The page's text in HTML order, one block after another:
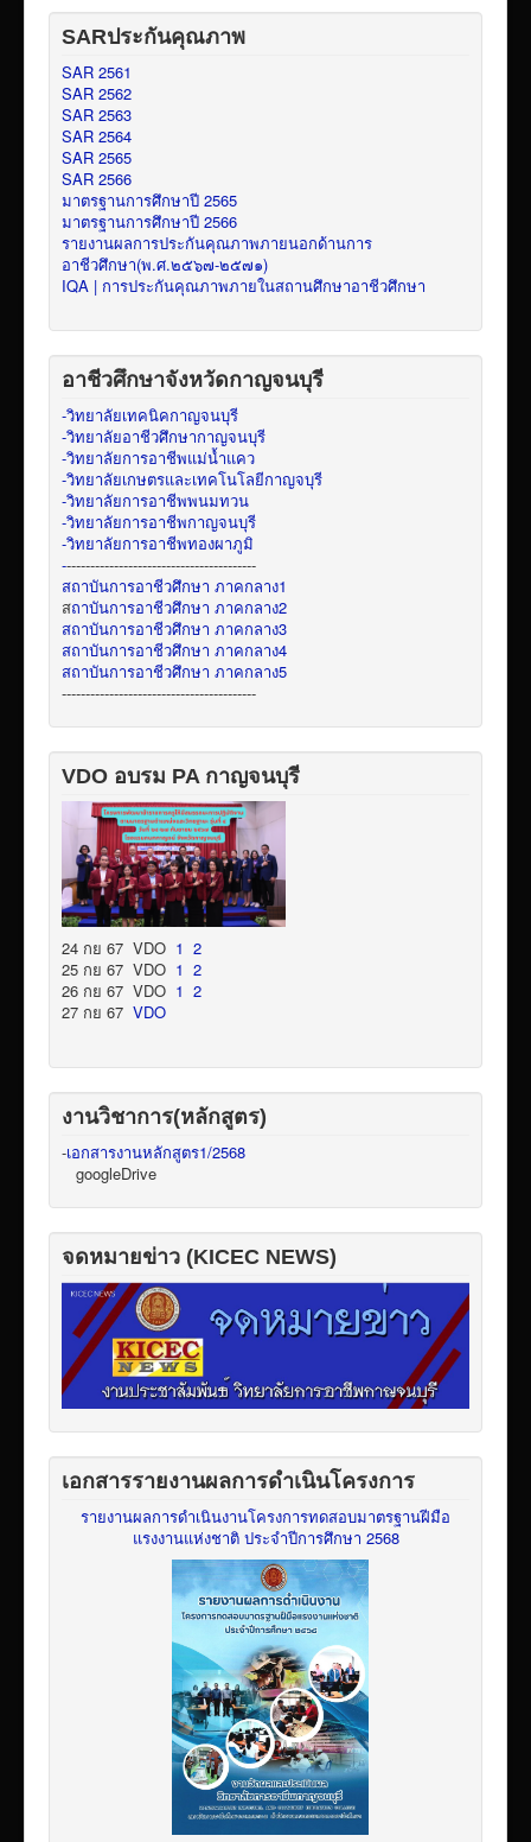
SARประกันคุณภาพ
SAR 2561
SAR 2562
SAR 2563
SAR 2564
SAR 2565
SAR 2566
มาตรฐานการศึกษาปี 2565
มาตรฐานการศึกษาปี 2566
รายงานผลการประกันคุณภาพภายนอกด้านการ
อาชีวศึกษา(พ.ศ.๒๕๖๗-๒๕๗๑)
IQA | การประกันคุณภาพภายในสถานศึกษาอาชีวศึกษา
อาชีวศึกษาจังหวัดกาญจนบุรี
-วิทยาลัยเทคนิคกาญจนบุรี
-วิทยาลัยอาชีวศึกษากาญจนบุรี
-วิทยาลัยการอาชีพแม่น้ำแคว
-วิทยาลัยเกษตรและเทคโนโลยีกาญจบุรี
-วิทยาลัยการอาชีพพนมทวน
-วิทยาลัยการอาชีพกาญจนบุรี
-วิทยาลัยการอาชีพทองผาภูมิ
-----------------------------------------
สถาบันการอาชีวศึกษา ภาคกลาง1
สถาบันการอาชีวศึกษา ภาคกลาง2
สถาบันการอาชีวศึกษา ภาคกลาง3
สถาบันการอาชีวศึกษา ภาคกลาง4
สถาบันการอาชีวศึกษา ภาคกลาง5
-----------------------------------------
VDO อบรม PA กาญจนบุรี
24 กย 67 VDO 1 2
25 กย 67 VDO 1 2
26 กย 67 VDO 1 2
27 กย 67 VDO
งานวิชาการ(หลักสูตร)
-เอกสารงานหลักสูตร1/2568
googleDrive
จดหมายข่าว (KICEC NEWS)
เอกสารรายงานผลการดำเนินโครงการ
รายงานผลการดำเนินงานโครงการทดสอบมาตรฐานฝีมือ
แรงงานแห่งชาติ ประจำปีการศึกษา 2568